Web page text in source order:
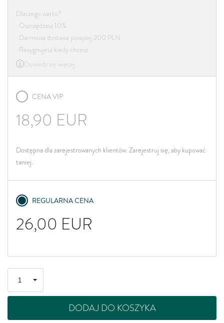
Dlaczego warto?
· Oszczędzasz 10%
· Darmowa dostawa powyżej 200 PLN
· Rezygnujesz kiedy chcesz
Dowiedz się więcej
CENA VIP
18,90 EUR
Dostępna dla zarejestrowanych klientów. Zarejestruj się, aby kupować
taniej.
REGULARNA CENA
26,00 EUR
DODAJ DO KOSZYKA